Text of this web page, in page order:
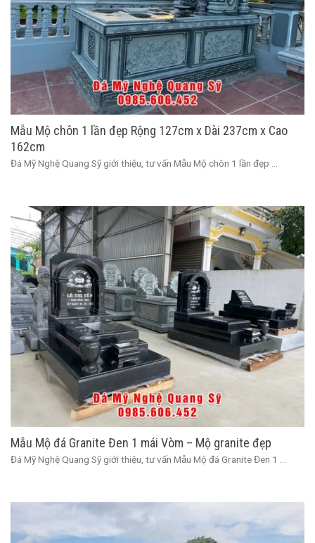
Mẫu Mộ chôn 1 lần đẹp Rộng 127cm x Dài 237cm x Cao
162cm
Đá Mỹ Nghệ Quang Sỹ giới thiệu, tư vấn Mẫu Mộ chôn 1 lần đẹp ...
Mẫu Mộ đá Granite Đen 1 mái Vòm – Mộ granite đẹp
Đá Mỹ Nghệ Quang Sỹ giới thiệu, tư vấn Mẫu Mộ đá Granite Đen 1 ...